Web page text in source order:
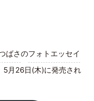
ばさのフォトエッセイ
5月26日(木)に発売され